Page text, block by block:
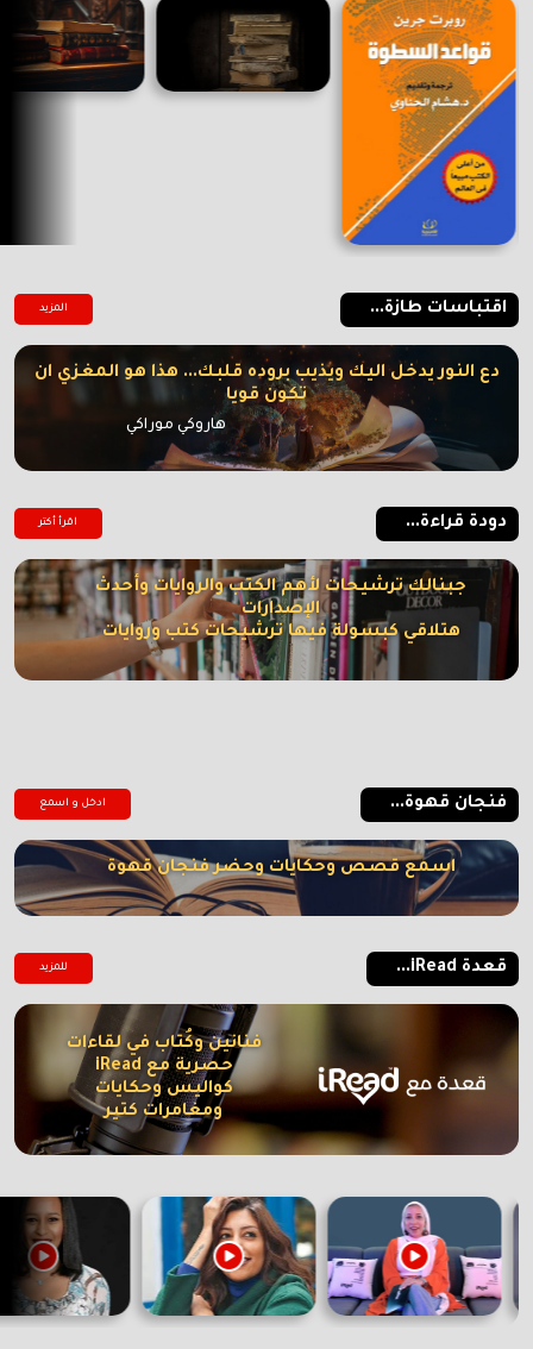
اقتباسات طازة... المزيد
دع النور يدخل اليك ويذيب بروده قلبك... هذا هو المغزي ان
تكون قويا
هاروكي موراكي
دودة قراءة... اقرأ أكتر
جبنالك ترشيحات لأهم الكتب والروايات وأحدث
الإصدارات
هتلاقي كبسولة فيها ترشيحات كتب وروايات
فنجان قهوة... ادخل و اسمع
اسمع قصص وحكايات وحضر فنجان قهوة
قعدة iRead... للمزيد
فنانين وكُتاب في لقاءات
حصرية مع iRead
كواليس وحكايات
ومغامرات كتير